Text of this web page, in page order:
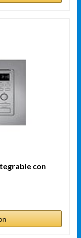
con